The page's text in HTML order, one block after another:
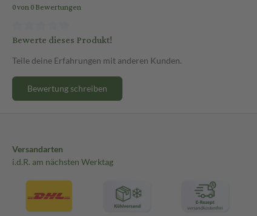
0 von 0 Bewertungen
Bewerte dieses Produkt!
Teile deine Erfahrungen mit anderen Kunden.
Bewertung schreiben
Versandarten
i.d.R. am nächsten Werktag